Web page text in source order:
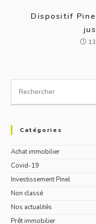
Dispositif
Catégories
Achat immobilier
Covid-19
Investissement Pinel
Non classé
Nos actualités
Prêt immobilier